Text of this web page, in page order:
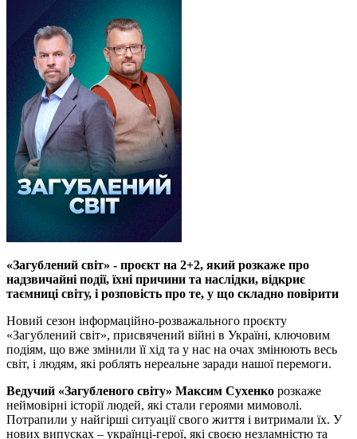
«Загублений світ» - проєкт на 2+2, який розкаже про
надзвичайні події, їхні причини та наслідки, відкриє
таємниці світу, і розповість про те, у що складно повірити
Новий сезон інформаційно-розважального проєкту
«Загублений світ», присвячений війні в Україні, ключовим
подіям, що вже змінили її хід та у нас на очах змінюють весь
світ, і людям, які роблять нереальне заради нашої перемоги.
Ведучий «Загубленого світу» Максим Сухенко розкаже
неймовірні історії людей, які стали героями мимоволі.
Потрапили у найгірші ситуації свого життя і витримали їх. У
нових випусках – українці-герої, які своєю незламністю та